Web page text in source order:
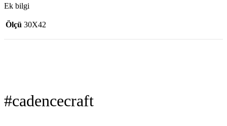
Ek bilgi
Ölçü 30X42
#cadencecraft